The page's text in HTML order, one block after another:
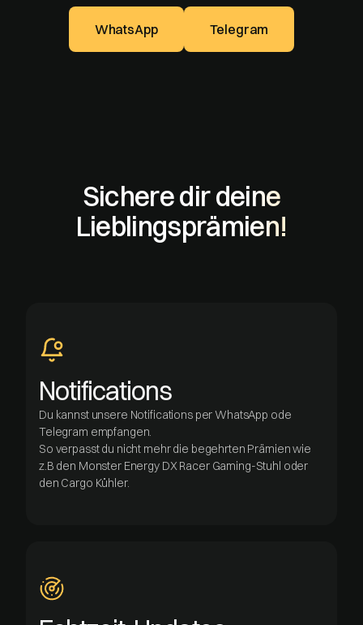
WhatsApp Telegram
Sichere dir deine
Lieblingsprämien!
Notifications
Du kannst unsere Notifications per WhatsApp ode
Telegram empfangen.
So verpasst du nicht mehr die begehrten Prämien wie
z.B den Monster Energy DX Racer Gaming-Stuhl oder
den Cargo Kühler.